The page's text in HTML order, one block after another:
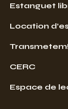
Estanguet
Location
CERC
Espace de